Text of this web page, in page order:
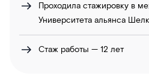
Проходила стажировку в
Университета альянса
Стаж работы — 12 лет